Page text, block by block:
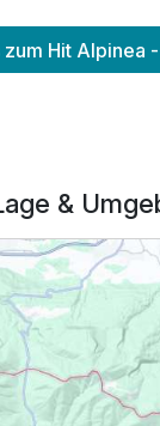
Hit Alpinea
&